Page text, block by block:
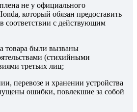
не у официального
который обязан предоставить
соответствии с действующим
товара были вызваны
(стихийными
третьих лиц;
перевозе и хранении устройства
ошибки, повлекшие за собой